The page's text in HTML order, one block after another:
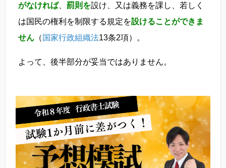
がなければ、 罰則を設け、又は義務を課し、若しく
は国民の権利を制限する規定を設けることができま
せん （ 国家行政組織法13条2項）。
よって、後半部分が妥当ではありません。